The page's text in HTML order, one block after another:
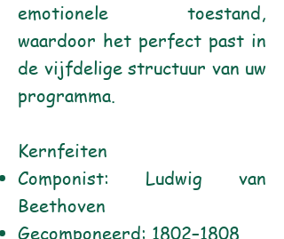
emotionele toestand,
waardoor het perfect past in
de vijfdelige structuur van uw
programma.
Kernfeiten
Componist: Ludwig van
Beethoven
Gecomponeerd: 1802–1808